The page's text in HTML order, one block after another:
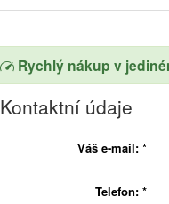
Rychlý nákup v
Kontaktní údaje
Váš e-mail: *
Telefon: *